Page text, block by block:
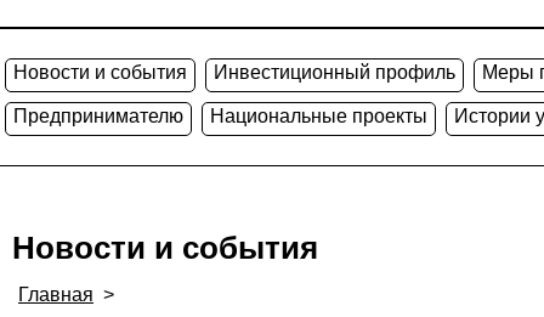
Новости и события Инвестиционный профиль Меры
Предпринимателю Национальные проекты Истории
Новости и события
Главная >